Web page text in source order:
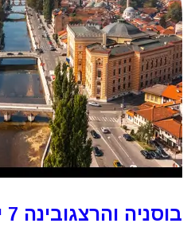
בוסניה והרצגובינה 7 ימים 3GB